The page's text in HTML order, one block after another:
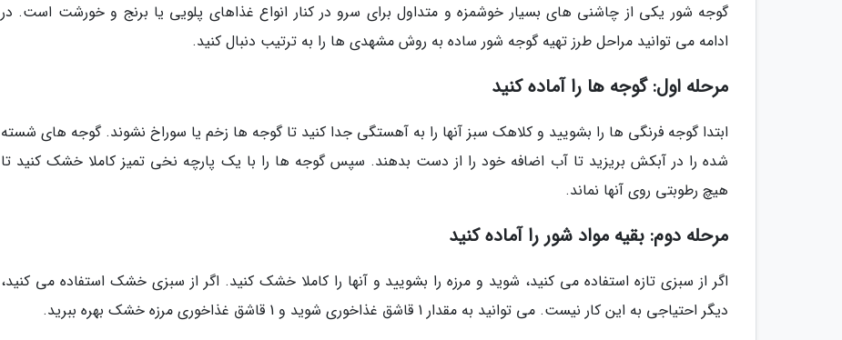
گوجه شور یکی از چاشنی های بسیار خوشمزه و متداول برای سرو در کنار انواع غذاهای پلویی یا برنج و خورشت است. در
ادامه می توانید مراحل طرز تهیه گوجه شور ساده به روش مشهدی ها را به ترتیب دنبال کنید.
مرحله اول: گوجه ها را آماده کنید
ابتدا گوجه فرنگی ها را بشویید و کلاهک سبز آنها را به آهستگی جدا کنید تا گوجه ها زخم یا سوراخ نشوند. گوجه های شسته
شده را در آبکش بریزید تا آب اضافه خود را از دست بدهند. سپس گوجه ها را با یک پارچه نخی تمیز کاملا خشک کنید تا
هیچ رطوبتی روی آنها نماند.
مرحله دوم: بقیه مواد شور را آماده کنید
اگر از سبزی تازه استفاده می کنید، شوید و مرزه را بشویید و آنها را کاملا خشک کنید. اگر از سبزی خشک استفاده می کنید،
دیگر احتیاجی به این کار نیست. می توانید به مقدار 1 قاشق غذاخوری شوید و 1 قاشق غذاخوری مرزه خشک بهره ببرید.